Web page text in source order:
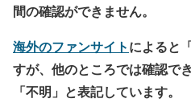
間の確認ができません。
海外のファンサイトによると
すが、他のところでは確認で
「不明」と表記しています。